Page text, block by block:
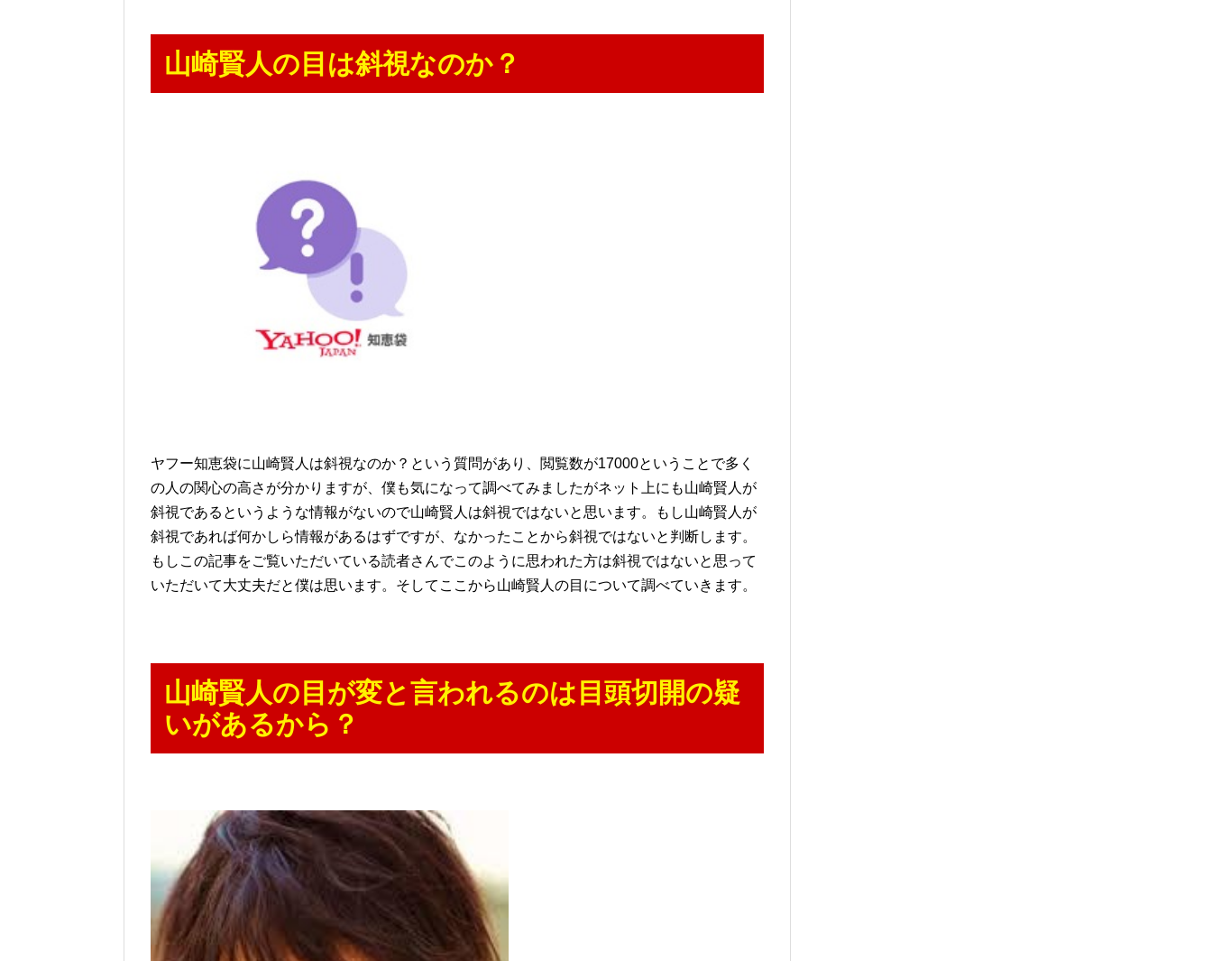
山崎賢人の目は斜視なのか？
ヤフー知恵袋に山崎賢人は斜視なのか？という質問があり、閲覧数が17000ということで多く
の人の関心の高さが分かりますが、僕も気になって調べてみましたがネット上にも山崎賢人が
斜視であるというような情報がないので山崎賢人は斜視ではないと思います。もし山崎賢人が
斜視であれば何かしら情報があるはずですが、なかったことから斜視ではないと判断します。
もしこの記事をご覧いただいている読者さんでこのように思われた方は斜視ではないと思って
いただいて大丈夫だと僕は思います。そしてここから山崎賢人の目について調べていきます。
山崎賢人の目が変と言われるのは目頭切開の疑
いがあるから？